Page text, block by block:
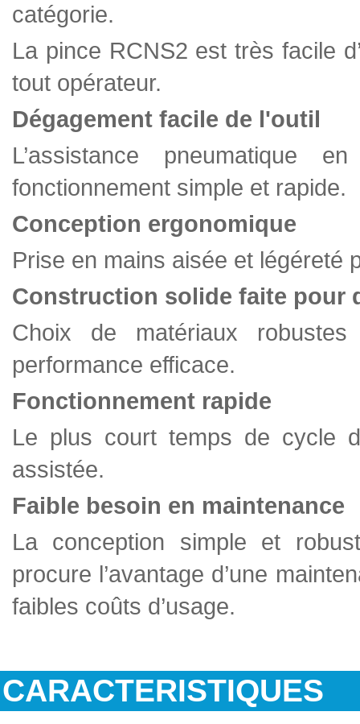
catégorie.
La pince RCNS2 est très facile
tout opérateur.
Dégagement facile de l'outil
L’assistance pneumatique
fonctionnement simple et rapide.
Conception ergonomique
Prise en mains aisée et légéreté
Construction solide faite pour
Choix de matériaux
performance efficace.
Fonctionnement rapide
Le plus court temps de cycle
assistée.
Faible besoin en maintenance
La conception simple et
procure l’avantage d’une
faibles coûts d’usage.
CARACTERISTIQUES